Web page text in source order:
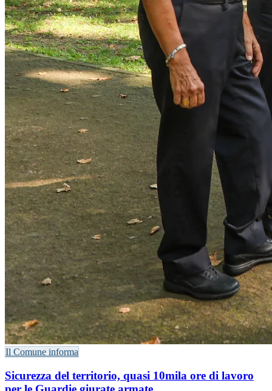
Il Comune informa
Sicurezza del territorio, quasi 10mila ore di lavoro